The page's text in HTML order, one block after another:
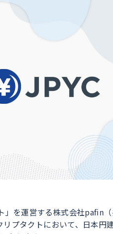
」を運営する株式会社pafin
プタクトにおいて、日本円